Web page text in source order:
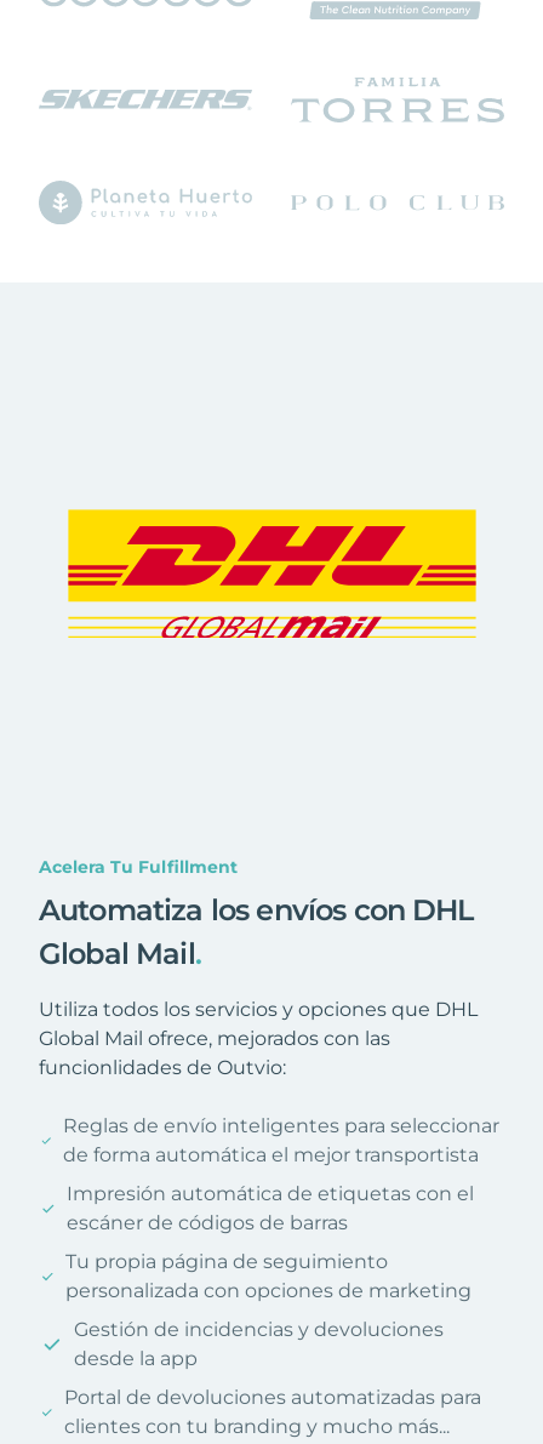
Acelera Tu Fulfillment
Automatiza los envíos con DHL
Global Mail.
Utiliza todos los servicios y opciones que DHL
Global Mail ofrece, mejorados con las
funcionlidades de Outvio:
Reglas de envío inteligentes para seleccionar
de forma automática el mejor transportista
Impresión automática de etiquetas con el
escáner de códigos de barras
Tu propia página de seguimiento
personalizada con opciones de marketing
Gestión de incidencias y devoluciones
desde la app
Portal de devoluciones automatizadas para
clientes con tu branding y mucho más...